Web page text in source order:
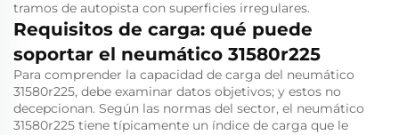
tramos de autopista con superficies irregulares.
Requisitos de carga: qué puede
soportar el neumático 31580r225
Para comprender la capacidad de carga del neumático
31580r225, debe examinar datos objetivos; y estos no
decepcionan. Según las normas del sector, el neumático
31580r225 tiene típicamente un índice de carga que le